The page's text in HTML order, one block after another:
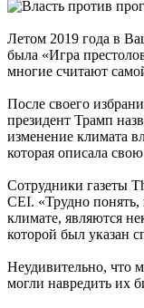
Летом 2019 года в
была «Игра
многие считают
После своего
президент Трамп
изменение климата
которая описала
Сотрудники газеты
CEI. «Трудно
климате, являются
которой был указан
Неудивительно, что
могли навредить их